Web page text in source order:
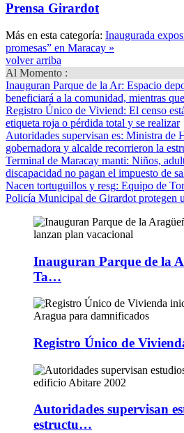
Prensa Girardot
Más en esta categoría: Inaugurada
promesas” en Maracay »
volver arriba
Al Momento :
Inauguran Parque de la Ar: Espacio
beneficiará a la comunidad, mientras
Registro Único de Viviend: El censo
etiqueta roja o pérdida total y se realizar
Autoridades supervisan es: Ministra de
gobernadora y alcalde recorrieron la
Terminal de Maracay manti: Niños,
discapacidad no pagan el impuesto de
Nacen tortuguillos y resg: Equipo de
Policía Municipal de Girardot protegen
Inauguran Parque de la
Ta…
Registro Único de
Autoridades supervisan
estructu…